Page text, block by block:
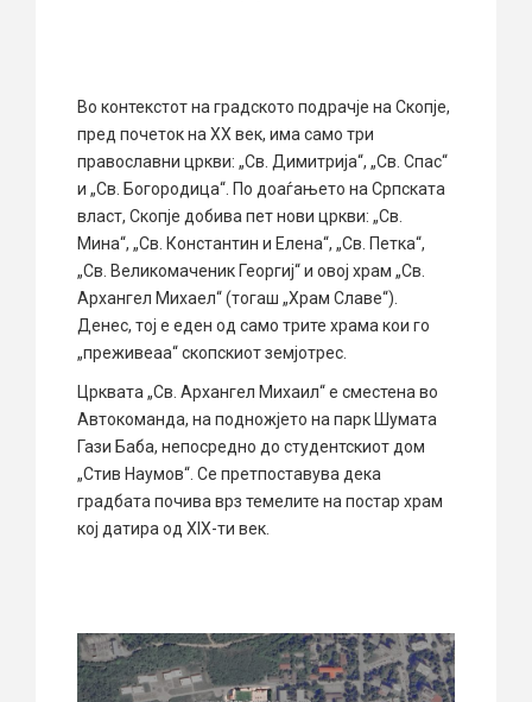
Во контекстот на градското подрачје на Скопје,
пред почеток на ХХ век, има само три
православни цркви: „Св. Димитрија“, „Св. Спас“
и „Св. Богородица“. По доаѓањето на Српската
власт, Скопје добива пет нови цркви: „Св.
Мина“, „Св. Константин и Елена“, „Св. Петка“,
„Св. Великомаченик Георгиј“ и овој храм „Св.
Архангел Михаел“ (тогаш „Храм Славе“).
Денес, тој е еден од само трите храма кои го
„преживеаа“ скопскиот земјотрес.
Црквата „Св. Архангел Михаил“ е сместена во
Автокоманда, на подножјето на парк Шумата
Гази Баба, непосредно до студентскиот дом
„Стив Наумов“. Се претпоставува дека
градбата почива врз темелите на постар храм
кој датира од XIX-ти век.